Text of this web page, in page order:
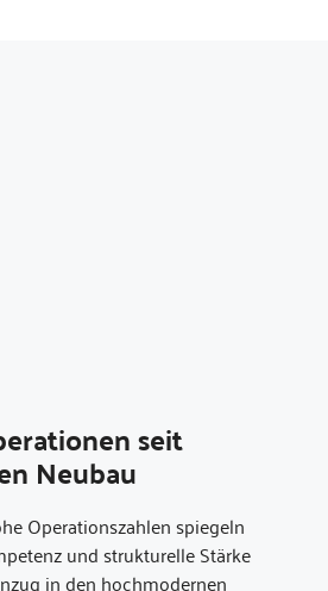
seit
Neubau
Operationszahlen spiegeln
und strukturelle Stärke
in den hochmodernen